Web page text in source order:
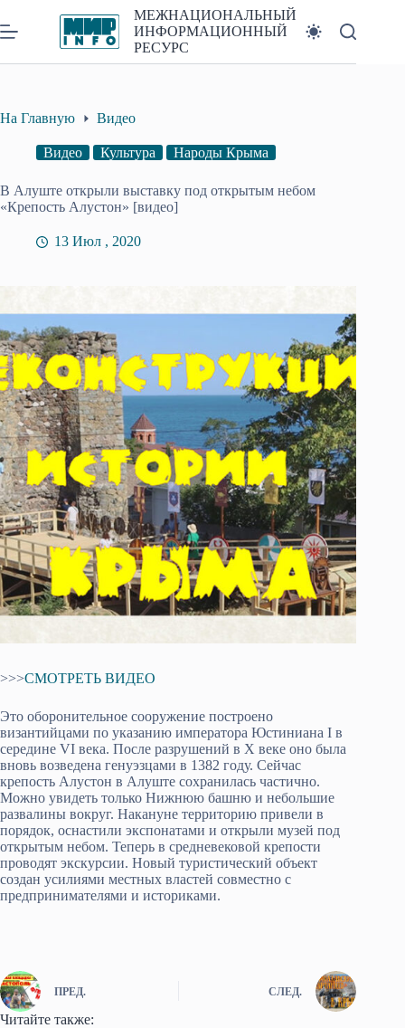
к
сути
МЕЖНАЦИОНАЛЬНЫЙ
ИНФОРМАЦИОННЫЙ
РЕСУРС
На Главную Видео
Видео Культура Народы Крыма
В Алуште открыли выставку под открытым небом
«Крепость Алустон» [видео]
13 Июл , 2020
>>>СМОТРЕТЬ ВИДЕО
Это оборонительное сооружение построено
византийцами по указанию императора Юстиниана I в
середине VI века. После разрушений в X веке оно была
вновь возведена генуэзцами в 1382 году. Сейчас
крепость Алустон в Алуште сохранилась частично.
Можно увидеть только Нижнюю башню и небольшие
развалины вокруг. Накануне территорию привели в
порядок, оснастили экспонатами и открыли музей под
открытым небом. Теперь в средневековой крепости
проводят экскурсии. Новый туристический объект
создан усилиями местных властей совместно с
предпринимателями и историками.
ПРЕД. СЛЕД.
Читайте также: